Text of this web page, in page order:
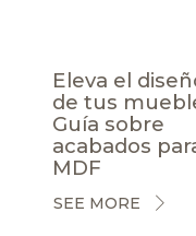
Eleva el
de tus
Guía sobre
acabados
MDF
SEE MORE